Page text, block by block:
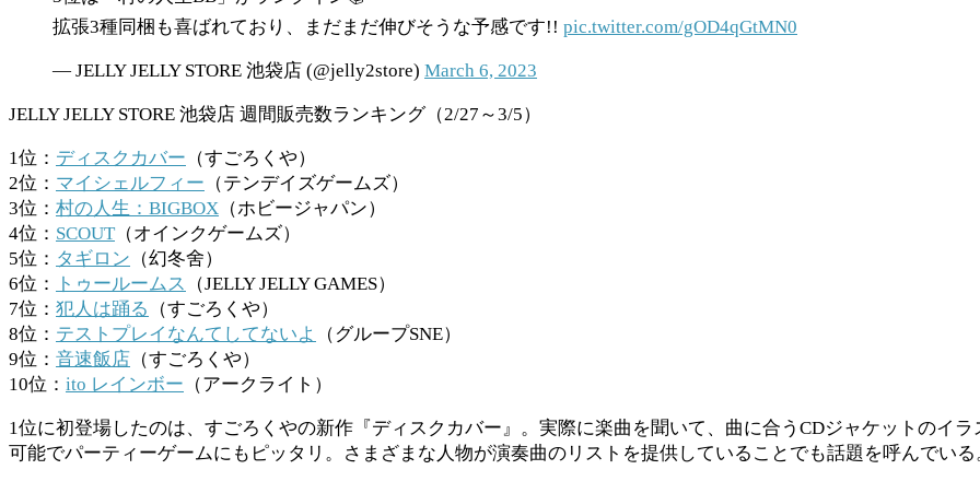
拡張3種同梱も喜ばれており、まだまだ伸びそうな予感です!! pic.twitter.com/gOD4qGtMN0
— JELLY JELLY STORE 池袋店 (@jelly2store) March 6, 2023
JELLY JELLY STORE 池袋店 週間販売数ランキング（2/27～3/5）
1位： ディスクカバー （すごろくや）
2位： マイシェルフィー （テンデイズゲームズ）
3位： 村の人生：BIGBOX （ホビージャパン）
4位： SCOUT （オインクゲームズ）
5位： タギロン （幻冬舍）
6位：
トゥールームス
（JELLY JELLY GAMES）
7位： 犯人は踊る
（すごろくや）
8位： テストプレイなんてしてないよ
（グループSNE）
9位： 音速飯店 （すごろくや）
10位： ito レインボー （アークライト）
1位に初登場したのは、すごろくやの新作『ディスクカバー』。実際に楽曲を聞いて、曲に合うCDジャケットのイ
可能でパーティーゲームにもピッタリ。さまざまな人物が演奏曲のリストを提供していることでも話題を呼んでいる